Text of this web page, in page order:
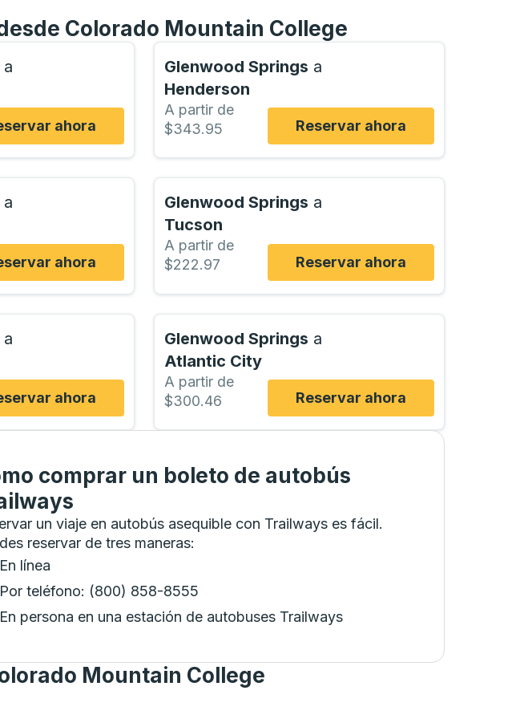
Colorado Mountain College
a
ahora
Glenwood Springs a
Henderson
A partir de
$343.95
Reservar ahora
a
ahora
Glenwood Springs a
Tucson
A partir de
$222.97
Reservar ahora
a
ahora
Glenwood Springs a
Atlantic City
A partir de
$300.46
Reservar ahora
comprar un boleto de autobús
un viaje en autobús asequible con Trailways es fácil.
reservar de tres maneras:
En línea
Por teléfono: (800) 858-8555
En persona en una estación de autobuses Trailways
Mountain College
más sobre esta estación de autobuses.